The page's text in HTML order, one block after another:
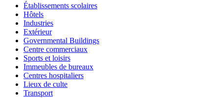
Établissements scolaires
Hôtels
Industries
Extérieur
Governmental Buildings
Centre commerciaux
Sports et loisirs
Immeubles de bureaux
Centres hospitaliers
Lieux de culte
Transport